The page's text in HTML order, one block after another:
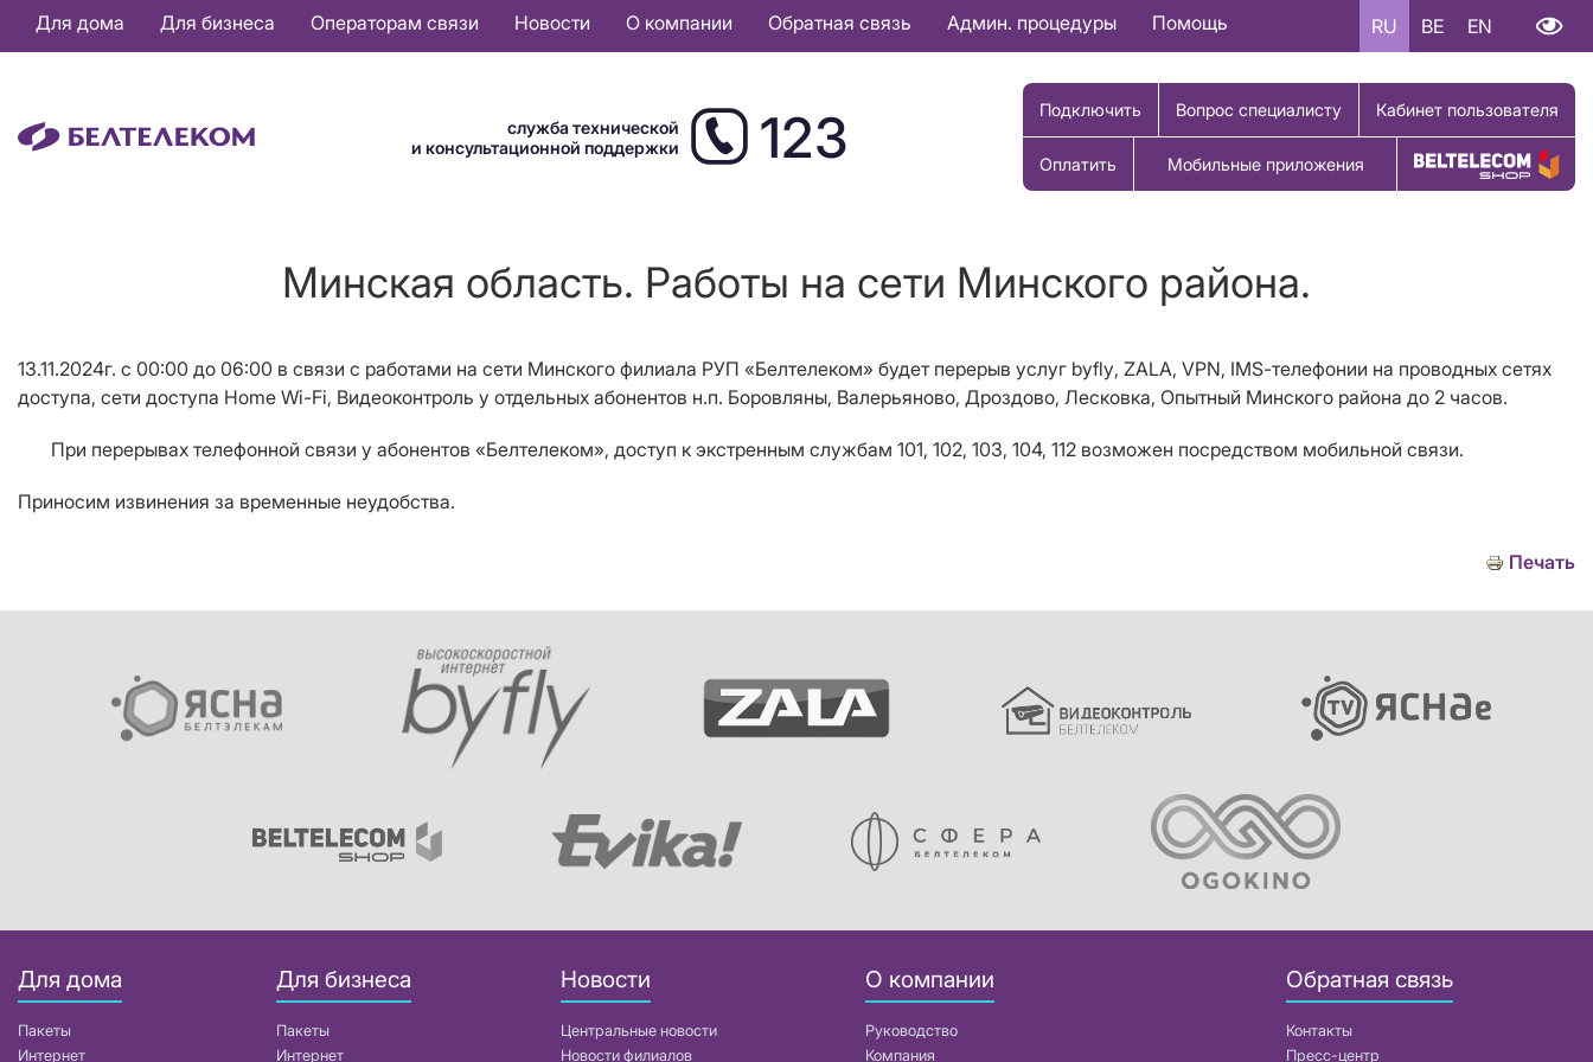
Основная
навигация
Для дома Для бизнеса Операторам связи Новости О компании Обратная связь Админ. процедуры Помощь RU BE EN
служба технической
и консультационной поддержки
123 Подключить Вопрос специалисту Кабинет пользователя
Оплатить Мобильные приложения Купить товар
Минская область. Работы на сети Минского района.
13.11.2024г. с 00:00 до 06:00 в связи с работами на сети Минского филиала РУП «Белтелеком» будет перерыв услуг byfly, ZALA, VPN, IMS-телефонии на проводных сетях
доступа, сети доступа Home Wi-Fi, Видеоконтроль у отдельных абонентов н.п. Боровляны, Валерьяново, Дроздово, Лесковка, Опытный Минского района до 2 часов.
При перерывах телефонной связи у абонентов «Белтелеком», доступ к экстренным службам 101, 102, 103, 104, 112 возможен посредством мобильной связи.
Приносим извинения за временные неудобства.
Печать
Для дома
Пакеты
Интернет
Для бизнеса
Пакеты
Интернет
Новости
Центральные новости
Новости филиалов
О компании
Руководство
Компания
Обратная связь
Контакты
Пресс-центр